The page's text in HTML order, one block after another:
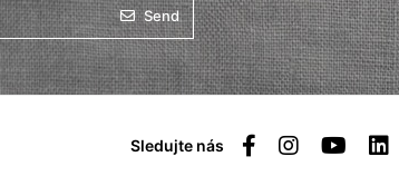
Send
Sledujte nás